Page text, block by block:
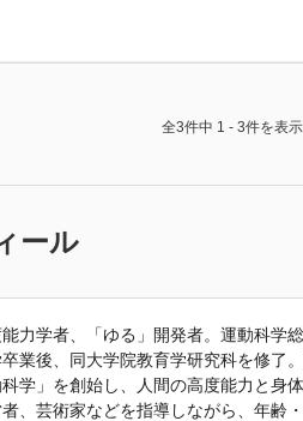
全3件中 1 - 3件を表示
ール
力学者、「ゆる」開発者。運動科学
業後、同大学院教育学研究科を修了
学」を創始し、人間の高度能力と身
、芸術家などを指導しながら、年齢